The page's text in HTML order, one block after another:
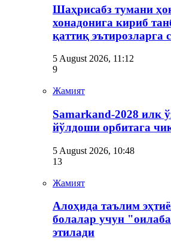
Шаҳрисабз тумани
хонадонига кириб
қаттиқ эътирозларга
5 August 2026, 11:12
9
Жамият
Samarkand-2028 илк
йўлдоши орбитага
5 August 2026, 10:48
13
Жамият
Алоҳида таълим
болалар учун
этилади